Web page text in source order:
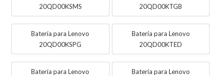
20QD00KSMS
20QD00KTGB
Batería para Lenovo
20QD00KSPG
Batería para Lenovo
20QD00KTED
Batería para Lenovo
Batería para Lenovo